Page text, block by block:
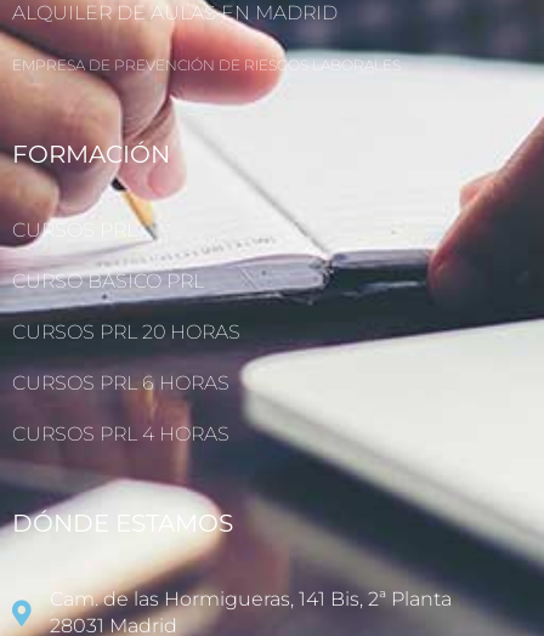
ALQUILER DE AULAS EN MADRID
EMPRESA DE PREVENCIÓN DE RIESGOS LABORALES
FORMACIÓN
CURSOS PRL
CURSO BÁSICO PRL
CURSOS PRL 20 HORAS
CURSOS PRL 6 HORAS
CURSOS PRL 4 HORAS
DÓNDE ESTAMOS
Cam. de las Hormigueras, 141 Bis, 2ª Planta
28031 Madrid